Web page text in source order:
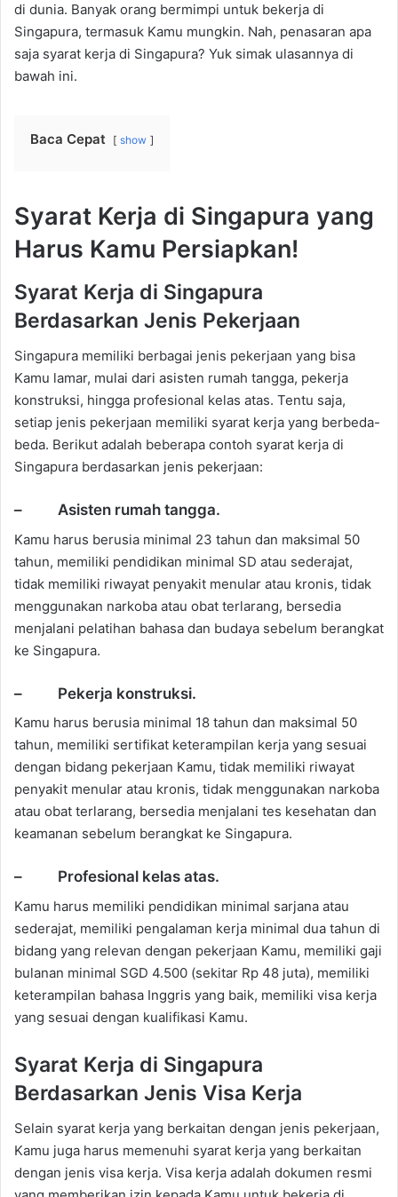
di dunia. Banyak orang bermimpi untuk bekerja di
Singapura, termasuk Kamu mungkin. Nah, penasaran apa
saja syarat kerja di Singapura? Yuk simak ulasannya di
bawah ini.
Baca Cepat show
Syarat Kerja di Singapura yang
Harus Kamu Persiapkan!
Syarat Kerja di Singapura
Berdasarkan Jenis Pekerjaan
Singapura memiliki berbagai jenis pekerjaan yang bisa
Kamu lamar, mulai dari asisten rumah tangga, pekerja
konstruksi, hingga profesional kelas atas. Tentu saja,
setiap jenis pekerjaan memiliki syarat kerja yang berbeda-
beda. Berikut adalah beberapa contoh syarat kerja di
Singapura berdasarkan jenis pekerjaan:
– Asisten rumah tangga.
Kamu harus berusia minimal 23 tahun dan maksimal 50
tahun, memiliki pendidikan minimal SD atau sederajat,
tidak memiliki riwayat penyakit menular atau kronis, tidak
menggunakan narkoba atau obat terlarang, bersedia
menjalani pelatihan bahasa dan budaya sebelum berangkat
ke Singapura.
– Pekerja konstruksi.
Kamu harus berusia minimal 18 tahun dan maksimal 50
tahun, memiliki sertifikat keterampilan kerja yang sesuai
dengan bidang pekerjaan Kamu, tidak memiliki riwayat
penyakit menular atau kronis, tidak menggunakan narkoba
atau obat terlarang, bersedia menjalani tes kesehatan dan
keamanan sebelum berangkat ke Singapura.
– Profesional kelas atas.
Kamu harus memiliki pendidikan minimal sarjana atau
sederajat, memiliki pengalaman kerja minimal dua tahun di
bidang yang relevan dengan pekerjaan Kamu, memiliki gaji
bulanan minimal SGD 4.500 (sekitar Rp 48 juta), memiliki
keterampilan bahasa Inggris yang baik, memiliki visa kerja
yang sesuai dengan kualifikasi Kamu.
Syarat Kerja di Singapura
Berdasarkan Jenis Visa Kerja
Selain syarat kerja yang berkaitan dengan jenis pekerjaan,
Kamu juga harus memenuhi syarat kerja yang berkaitan
dengan jenis visa kerja. Visa kerja adalah dokumen resmi